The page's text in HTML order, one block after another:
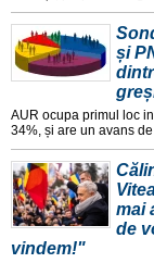
și
AUR ocupa primul loc
34%, și are un avans
mai
de
vindem!"